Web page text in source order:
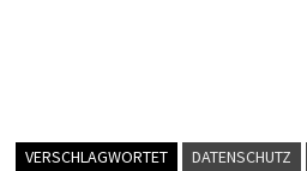
VERSCHLAGWORTET DATENSCHUTZ